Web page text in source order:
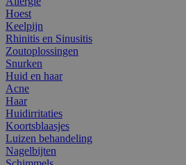
Hoest
Keelpijn
Rhinitis en Sinusitis
Zoutoplossingen
Snurken
Huid en haar
Acne
Haar
Huidirritaties
Koortsblaasjes
Luizen behandeling
Nagelbijten